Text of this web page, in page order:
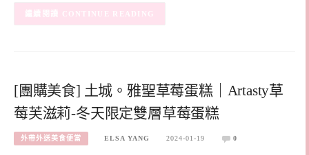
CONTINUE READING
[團購美食] 土城。雅聖草莓蛋糕｜Artasty草
莓芙滋莉-冬天限定雙層草莓蛋糕
外帶外送美食便當 ELSA YANG 2024-01-19 0